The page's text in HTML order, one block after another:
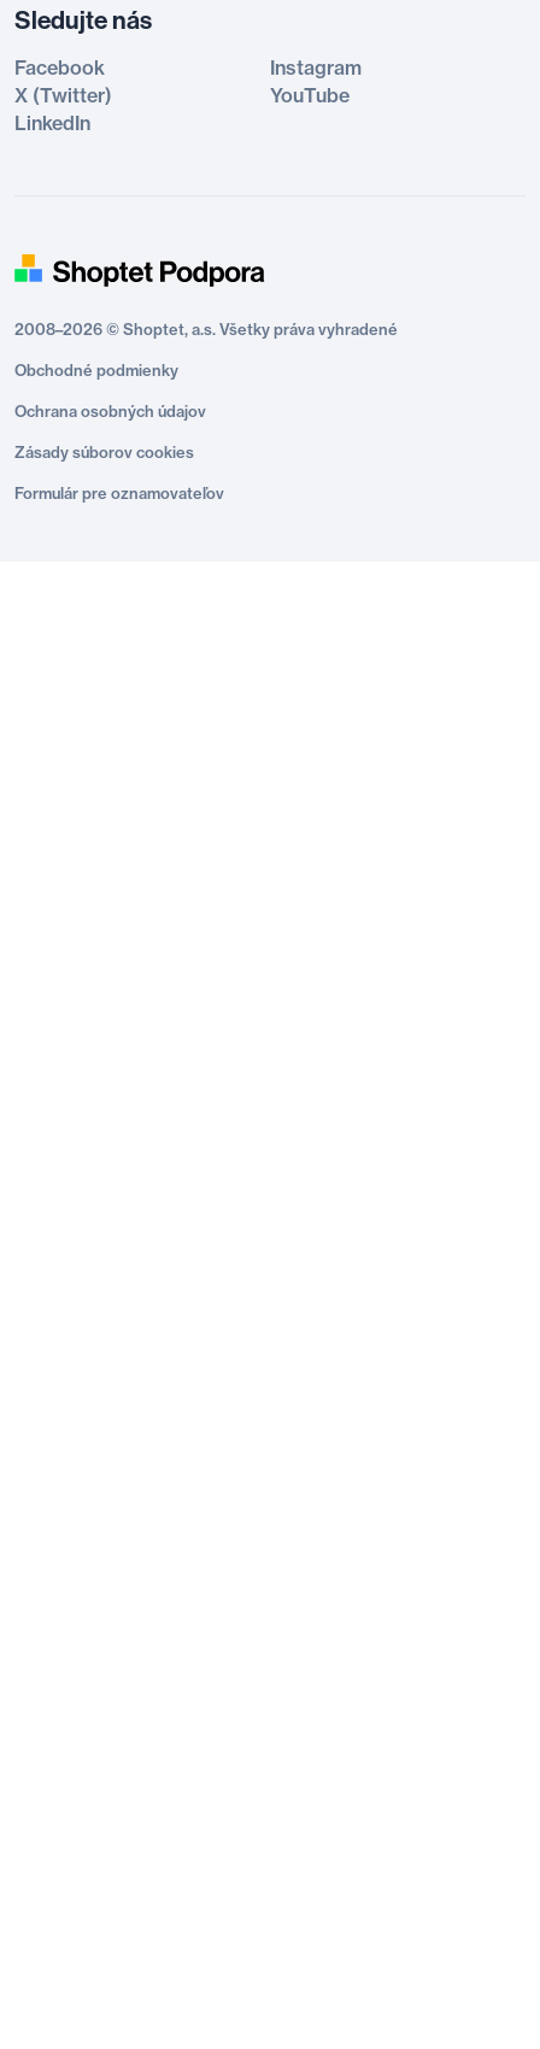
Sledujte nás
Facebook
Instagram
X (Twitter)
YouTube
LinkedIn
2008–2026 © Shoptet, a.s. Všetky práva vyhradené
Obchodné podmienky
Ochrana osobných údajov
Zásady súborov cookies
Formulár pre oznamovateľov